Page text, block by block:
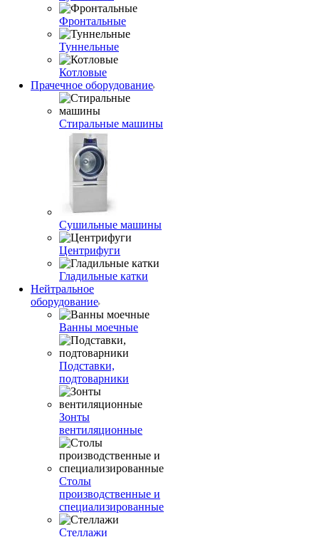
Фронтальные
Туннельные
Котловые
Прачечное оборудование
Стиральные машины
Сушильные машины
Центрифуги
Гладильные катки
Нейтральное
оборудование
Ванны моечные
Подставки,
подтоварники
Зонты
вентиляционные
Столы
производственные и
специализированные
Стеллажи